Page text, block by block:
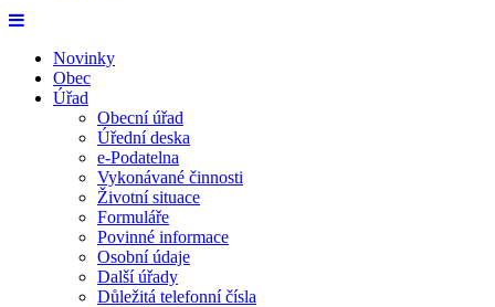
Novinky
Obec
Úřad
Obecní úřad
Úřední deska
e-Podatelna
Vykonávané činnosti
Životní situace
Formuláře
Povinné informace
Osobní údaje
Další úřady
Důležitá telefonní čísla